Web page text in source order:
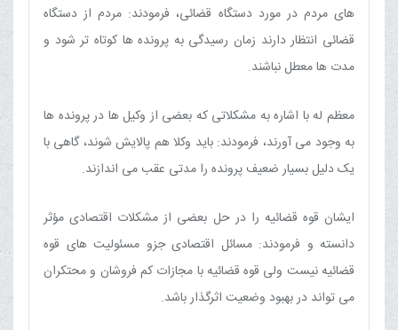
های مردم در مورد دستگاه قضائی، فرمودند: مردم از دستگاه
قضائی انتظار دارند زمان رسیدگی به پرونده ها کوتاه تر شود و
مدت ها معطل نباشند.
معظم له با اشاره به مشکلاتی که بعضی از وکیل ها در پرونده ها
به وجود می آورند، فرمودند: باید وکلا هم پالایش شوند، گاهی با
یک دلیل بسیار ضعیف پرونده را مدتی عقب می اندازند.
ایشان قوه قضائیه را در حل بعضی از مشکلات اقتصادی مؤثر
دانسته و فرمودند: مسائل اقتصادی جزو مسئولیت های قوه
قضائیه نیست ولی قوه قضائیه با مجازات کم فروشان و محتکران
می تواند در بهبود وضعیت اثرگذار باشد.